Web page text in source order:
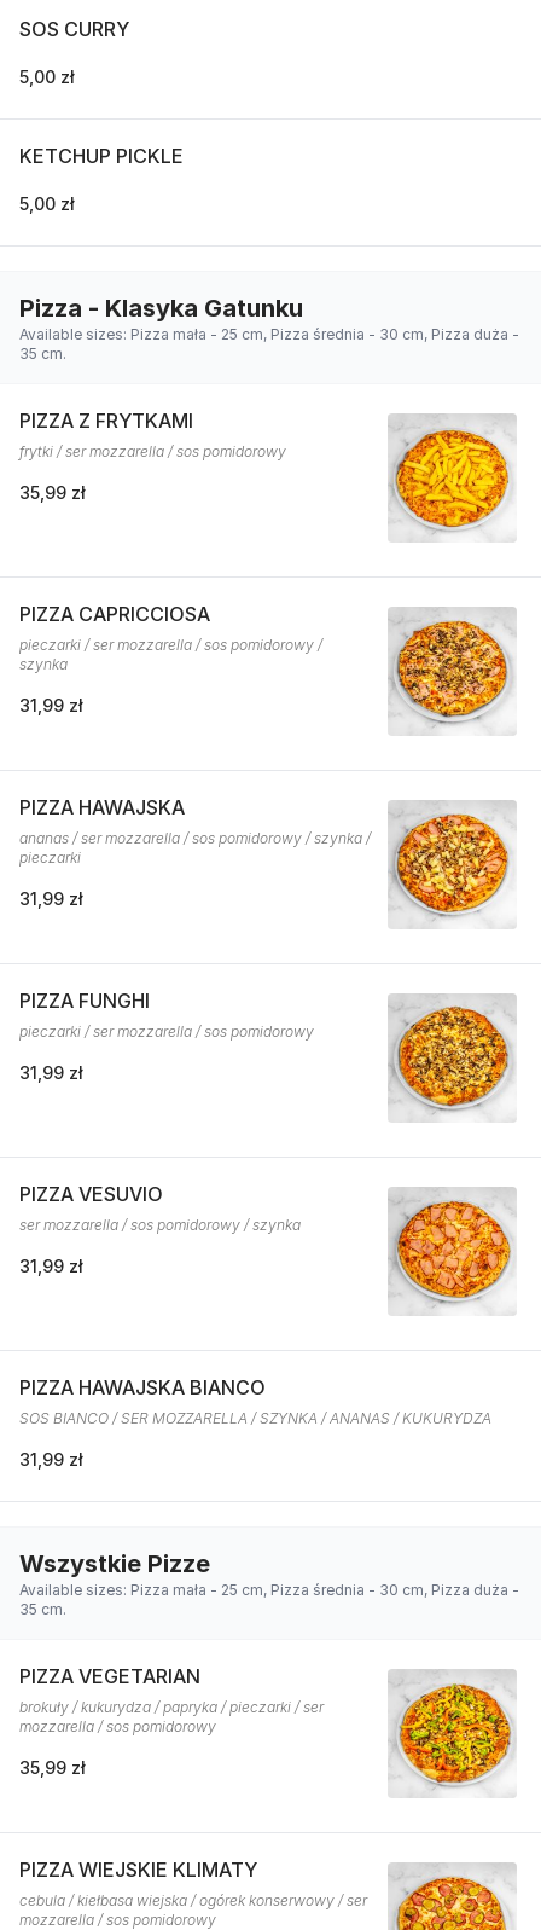
SOS CURRY
5,00 zł
KETCHUP PICKLE
5,00 zł
Pizza - Klasyka Gatunku
Available sizes: Pizza mała - 25 cm, Pizza średnia - 30 cm, Pizza duża -
35 cm.
PIZZA Z FRYTKAMI
frytki / ser mozzarella / sos pomidorowy
35,99 zł
PIZZA CAPRICCIOSA
pieczarki / ser mozzarella / sos pomidorowy /
szynka
31,99 zł
PIZZA HAWAJSKA
ananas / ser mozzarella / sos pomidorowy / szynka /
pieczarki
31,99 zł
PIZZA FUNGHI
pieczarki / ser mozzarella / sos pomidorowy
31,99 zł
PIZZA VESUVIO
ser mozzarella / sos pomidorowy / szynka
31,99 zł
PIZZA HAWAJSKA BIANCO
SOS BIANCO / SER MOZZARELLA / SZYNKA / ANANAS / KUKURYDZA
31,99 zł
Wszystkie Pizze
Available sizes: Pizza mała - 25 cm, Pizza średnia - 30 cm, Pizza duża -
35 cm.
PIZZA VEGETARIAN
brokuły / kukurydza / papryka / pieczarki / ser
mozzarella / sos pomidorowy
35,99 zł
PIZZA WIEJSKIE KLIMATY
cebula / kiełbasa wiejska / ogórek konserwowy / ser
mozzarella / sos pomidorowy